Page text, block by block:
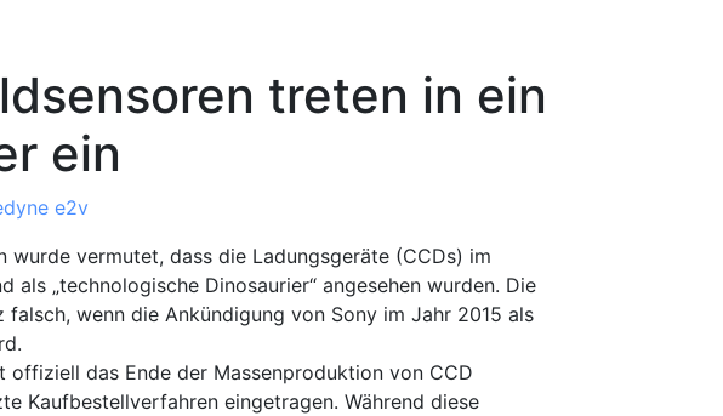
treten in ein
ein
e2v
wurde vermutet, dass die Ladungsgeräte (CCDs) im
als „technologische Dinosaurier“ angesehen wurden. Die
wenn die Ankündigung von Sony im Jahr 2015 als
offiziell das Ende der Massenproduktion von CCD
Kaufbestellverfahren eingetragen. Während diese